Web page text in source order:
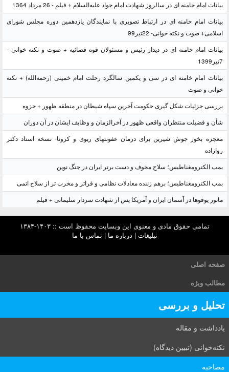
بیانات امام خامنه ای در سالروز شهادت امام جواد علیه‌السلام + فیلم - 26 مرداد 1364
بیانات امام خامنه ای در ارتباط تصویری با نمایندگان یازدهمین دوره مجلس شورای
اسلامی+ صوت و نکته خوانی- 22تیر99
بیانات امام خامنه ای در دیدار رئیس و مسئولان قوه قضائیه + صوت و نکته خوانی -
7تیر1399
بیانات امام خامنه ای در سی و یکمین سالگرد رحلت امام خمینی (رحمه‌الله) + نکته
خوانی و صوت
بررسی جزئیات شکل گیری حکومت آخرین سپاه شیطان در منطقه ظهور + جزوه
شأن و فضیلت منتظران واقعی ظهور در آخرالزمان و وظایف ایشان در آن دوران
معجزه بخور جوش شیرین برای درمان عفونتهای ریوی و کرونا- نسخه استاد دکتر
روازاده
بمب الکترومغناطیس؛ سلاح مخوف و دست برتر ایران در جنگ نوین
بمب الکترومغناطیس؛ برهم زننده معادلات نظامی و فراتر و مخرب تر از سلاح اتمی
مانور یوفوها در آسمان ایران و آمریکا پس از شهادت سردار سلیمانی + فیلم
تمامی حقوق مادی و معنوی این وبسایت محفوظ است :: ۱۴۰۳-۱۳۸۴
تبلیغات | درباره ما |تماس با ما
صفحه اصلی
مطالب ویژه
تحلیل و بررسی
یادداشت و مقاله
نکته‌خوانی (تبیین دیدگاه)
مصاحبه